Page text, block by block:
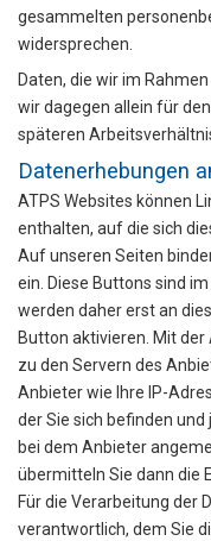
gesammelten
widersprechen.
Daten, die wir im
wir dagegen allein für
späteren
Datenerhebungen
ATPS Websites können
enthalten, auf die sich
Auf unseren Seiten
ein. Diese Buttons sind
werden daher erst an
Button aktivieren. Mit
zu den Servern des
Anbieter wie Ihre IP-
der Sie sich befinden
bei dem Anbieter
übermitteln Sie dann die
Für die Verarbeitung der
verantwortlich, dem Sie